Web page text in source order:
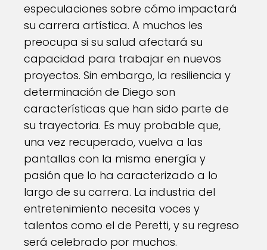
especulaciones sobre cómo impactará
su carrera artística. A muchos les
preocupa si su salud afectará su
capacidad para trabajar en nuevos
proyectos. Sin embargo, la resiliencia y
determinación de Diego son
características que han sido parte de
su trayectoria. Es muy probable que,
una vez recuperado, vuelva a las
pantallas con la misma energía y
pasión que lo ha caracterizado a lo
largo de su carrera. La industria del
entretenimiento necesita voces y
talentos como el de Peretti, y su regreso
será celebrado por muchos.